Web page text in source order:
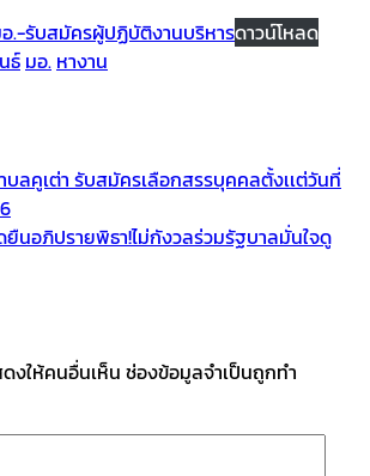
รับสมัครผู้ปฏิบัติงานบริหารดาวน์โหลด
ธ์ มอ. หางาน
บลคูเต่า รับสมัครเลือกสรรบุคคลตั้งเเต่วันที่
ยืนอภิปรายพิธา!ไม่กังวลร่วมรัฐบาลมั่นใจดู
งให้คนอื่นเห็น ช่องข้อมูลจำเป็นถูกทำ